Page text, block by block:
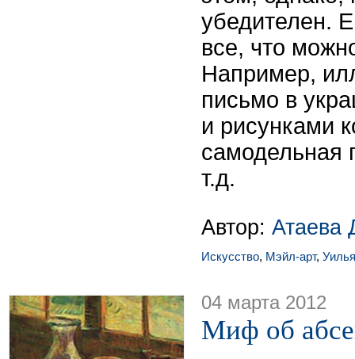
убедителен.
все, что
Например,
письмо в
и рисунками
самодельная
т.д.
Автор: Атаева
Искусство, Мэйл-арт,
04 марта 2012
Миф об